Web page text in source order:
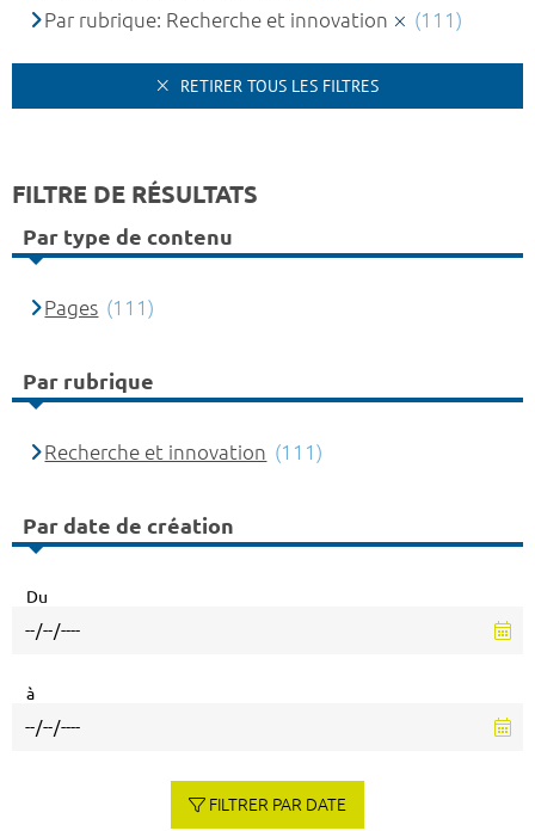
Par rubrique: Recherche et innovation
(111)
RETIRER TOUS LES FILTRES
FILTRE DE RÉSULTATS
Par type de contenu
Pages (111)
Par rubrique
Recherche et innovation (111)
Par date de création
Du
à
FILTRER PAR DATE